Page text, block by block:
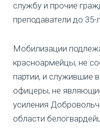
службу и прочие
преподаватели до 35-
Мобилизации
красноармейцы, не
партии, и служившие
офицеры, не
усиления
области